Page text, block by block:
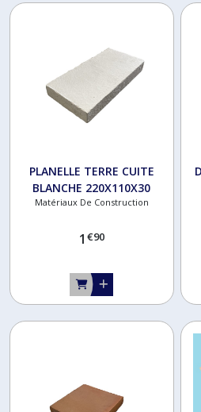
PLANELLE TERRE CUITE
BLANCHE 220X110X30
Matériaux De Construction
1 €90